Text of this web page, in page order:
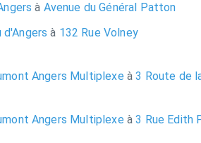
à Avenue du Général Patton
d'Angersà 132 Rue Volney
Angers Multiplexe à 3 Route de
Angers Multiplexe à 3 Rue Edith